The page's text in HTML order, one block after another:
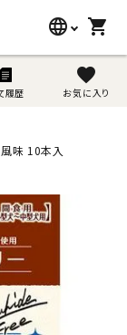
language shopping_cart
履歴
favorite
お気に入り
search
風味 10本入